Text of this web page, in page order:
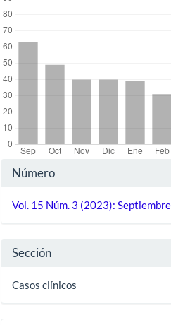
Detalles
del
Número
Vol. 15 Núm. 3 (2023): Septiembre
Sección
Casos clínicos